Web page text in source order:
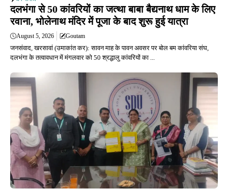
दलभंगा से 50 कांवरियों का जत्था बाबा बैद्यनाथ धाम के लिए
रवाना, भोलेनाथ मंदिर में पूजा के बाद शुरू हुई यात्रा
August 5, 2026 Goutam
जनसंवाद, खरसावां (उमाकांत कर): सावन माह के पावन अवसर पर बोल बम कांवरिया संघ,
दलभंगा के तत्वावधान में मंगलवार को 50 श्रद्धालु कांवरियों का ...